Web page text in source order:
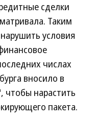
сделки
Таким
условия
числах
вносило в
чтобы нарастить
пакета.